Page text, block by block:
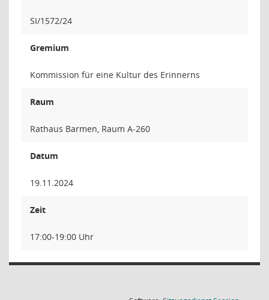
SI/1572/24
Gremium
Kommission für eine Kultur des Erinnerns
Raum
Rathaus Barmen, Raum A-260
Datum
19.11.2024
Zeit
17:00-19:00 Uhr